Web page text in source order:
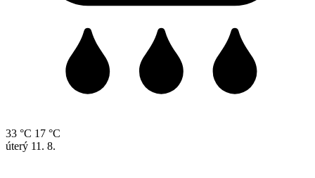
33 °C 17 °C
úterý 11. 8.